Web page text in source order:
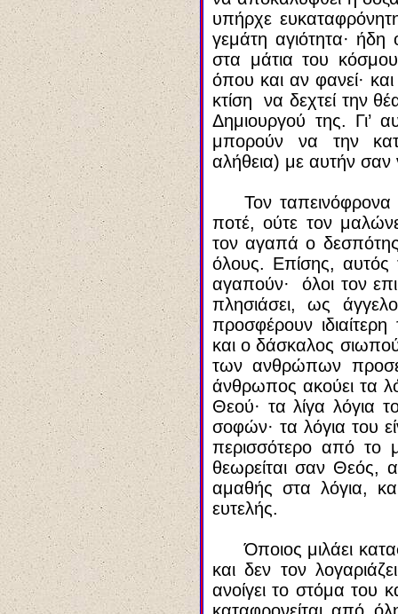
υπήρχε
γεμάτη αγιότητα· ήδη
στα μάτια του
όπου και αν φανεί·
κτίση να δεχτεί την
Δημιουργού της. Γι’
μπορούν να την
αλήθεια) με αυτήν
Τον
ποτέ, ούτε τον
τον αγαπά ο
όλους. Επίσης, αυτός
αγαπούν·
όλοι τον
πλησιάσει, ως
προσφέρουν ιδιαίτερη
και ο δάσκαλος
των ανθρώπων
άνθρωπος ακούει τα
Θεού· τα λίγα λόγια
σοφών· τα λόγια του
περισσότερο από το
θεωρείται σαν Θεός,
αμαθής στα λόγια,
ευτελής.
Όποιος μιλάει
και δεν τον
ανοίγει το στόμα του